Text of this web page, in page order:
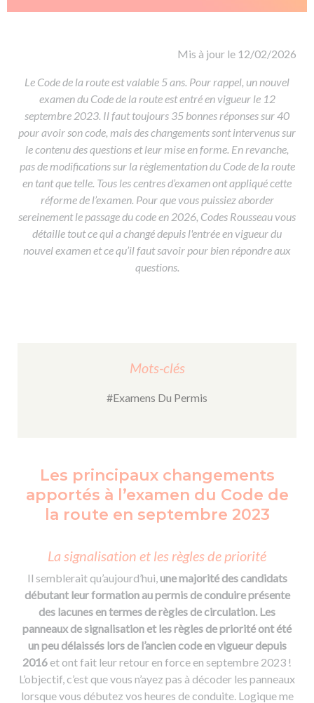
Formations pro.
Formation CACES
Devenir enseignant de la conduite
Mis à jour le 12/02/2026
Le Code de la route est valable 5 ans. Pour rappel, un nouvel
examen du Code de la route est entré en vigueur le 12
septembre 2023. Il faut toujours 35 bonnes réponses sur 40
pour avoir son code, mais des changements sont intervenus sur
le contenu des questions et leur mise en forme. En revanche,
pas de modifications sur la règlementation du Code de la route
en tant que telle. Tous les centres d’examen ont appliqué cette
réforme de l’examen. Pour que vous puissiez aborder
sereinement le passage du code en 2026, Codes Rousseau vous
détaille tout ce qui a changé depuis l'entrée en vigueur du
nouvel examen et ce qu’il faut savoir pour bien répondre aux
questions.
Mots-clés
#Examens Du Permis
Les principaux changements
apportés à l’examen du Code de
la route en septembre 2023
La signalisation et les règles de priorité
Il semblerait qu’aujourd’hui,une majorité des candidats
débutant leur formation au permis de conduire présente
des lacunes en termes de règles de circulation. Les
panneaux de signalisation et les règles de priorité ont été
un peu délaissés lors de l’ancien code en vigueur depuis
2016et ont fait leur retour en force en septembre 2023 !
L’objectif, c’est que vous n’ayez pas à décoder les panneaux
lorsque vous débutez vos heures de conduite. Logique me